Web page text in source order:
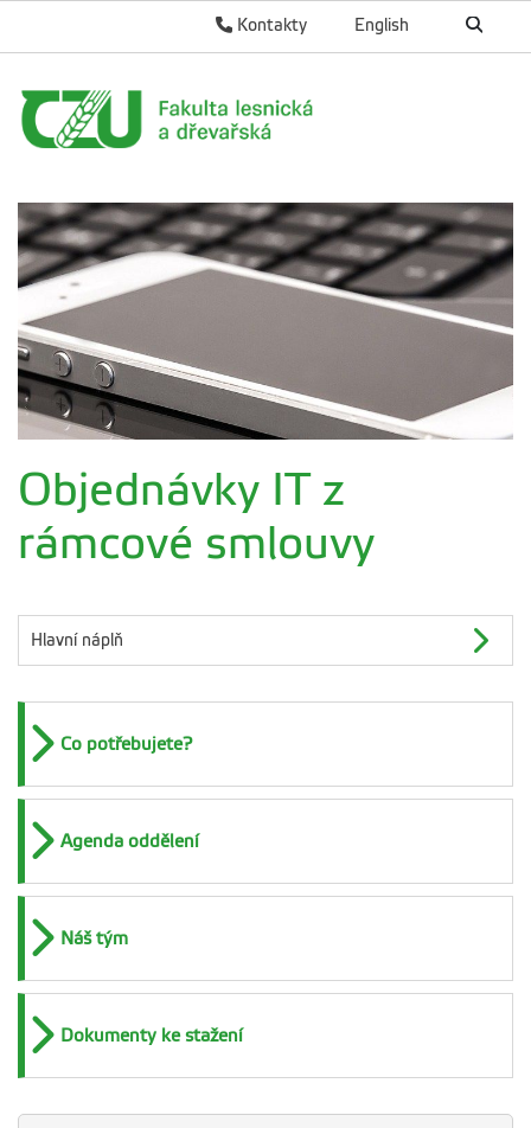
English
Kontakty
Objednávky IT z
rámcové smlouvy
Hlavní náplň
Co potřebujete?
Agenda oddělení
Náš tým
Dokumenty ke stažení